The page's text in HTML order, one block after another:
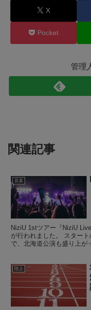
X
Pocket
管理
関連記事
音楽
NiziU 1stツアー『NiziU
が行われました。 スター
で、北海道公演も盛り上が
陸上